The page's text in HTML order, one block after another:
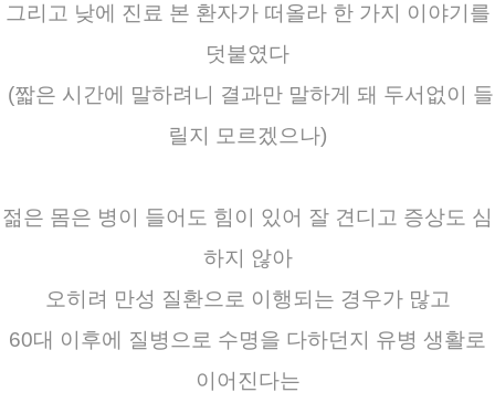
그리고 낮에 진료 본 환자가 떠올라 한 가지 이야기를
덧붙였다
(짧은 시간에 말하려니 결과만 말하게 돼 두서없이 들
릴지 모르겠으나)
젊은 몸은 병이 들어도 힘이 있어 잘 견디고 증상도 심
하지 않아
오히려 만성 질환으로 이행되는 경우가 많고
60대 이후에 질병으로 수명을 다하던지 유병 생활로
이어진다는